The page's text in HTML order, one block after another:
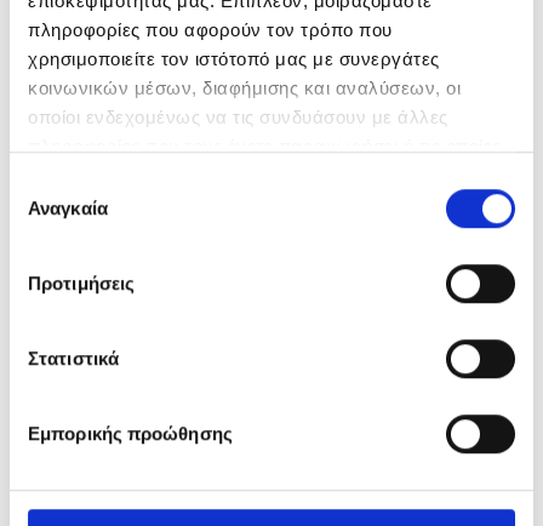
πληροφορίες που αφορούν τον τρόπο που
χρησιμοποιείτε τον ιστότοπό μας με συνεργάτες
κοινωνικών μέσων, διαφήμισης και αναλύσεων, οι
οποίοι ενδεχομένως να τις συνδυάσουν με άλλες
των υπηρεσιών τους.
συγκατάθεσης
Αναγκαία
Προτιμήσεις
Στατιστικά
Εμπορικής προώθησης